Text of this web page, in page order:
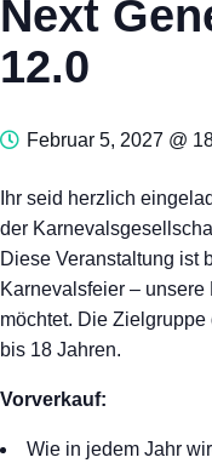
Next
12.0
Februar 5, 2027 @
Ihr seid herzlich
der
Diese Veranstaltung ist
Karnevalsfeier –
möchtet. Die
bis 18 Jahren.
Vorverkauf:
Wie in jedem Jahr